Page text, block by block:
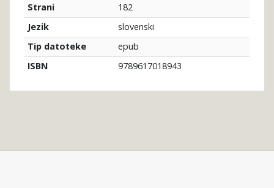
Strani
182
Jezik
slovenski
Tip datoteke
epub
ISBN
9789617018943